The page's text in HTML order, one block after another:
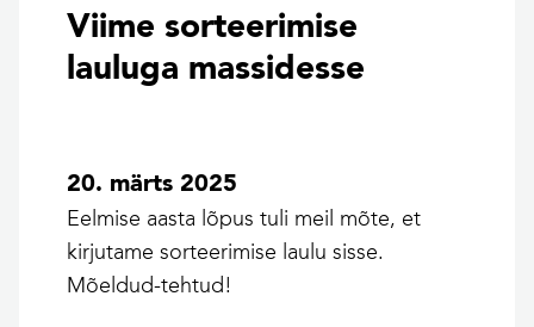
Viime sorteerimise
lauluga massidesse
20. märts 2025
Eelmise aasta lõpus tuli meil mõte, et
kirjutame sorteerimise laulu sisse.
Mõeldud-tehtud!